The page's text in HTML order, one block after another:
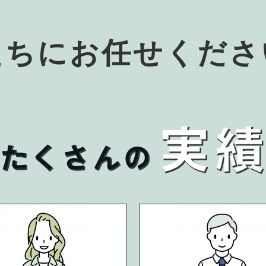
にお任せくだ